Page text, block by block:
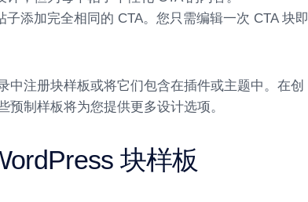
添加完全相同的 CTA。您只需编辑一次 CTA 块即
中注册块样板或将它们包含在插件或主题中。在创
预制样板将为您提供更多设计选项。
块样板